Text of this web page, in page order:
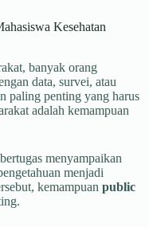
Kesehatan
banyak orang
data, survei, atau
paling penting yang harus
adalah kemampuan
menyampaikan
menjadi
kemampuan public